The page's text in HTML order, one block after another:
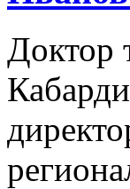
Доктор